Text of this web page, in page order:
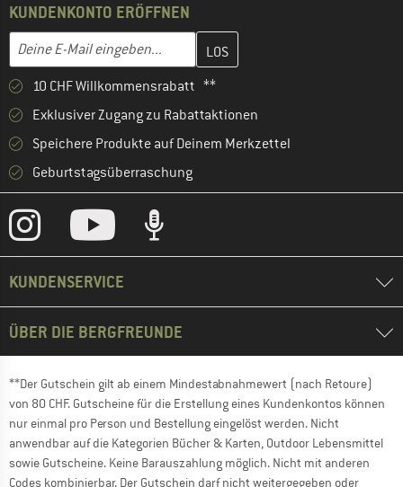
KUNDENKONTO ERÖFFNEN
E-Mail-Adresse
Gib hier deine E-Mail-Adresse ein und erstelle im nächsten
10 CHF Willkommensrabatt **
Exklusiver Zugang zu Rabattaktionen
Speichere Produkte auf Deinem Merkzettel
Geburtstagsüberraschung
KUNDENSERVICE
ÜBER DIE BERGFREUNDE
**Der Gutschein gilt ab einem Mindestabnahmewert (nach Retoure)
von 80 CHF. Gutscheine für die Erstellung eines Kundenkontos können
nur einmal pro Person und Bestellung eingelöst werden. Nicht
anwendbar auf die Kategorien Bücher & Karten, Outdoor Lebensmittel
sowie Gutscheine. Keine Barauszahlung möglich. Nicht mit anderen
Codes kombinierbar. Der Gutschein darf nicht weitergegeben oder